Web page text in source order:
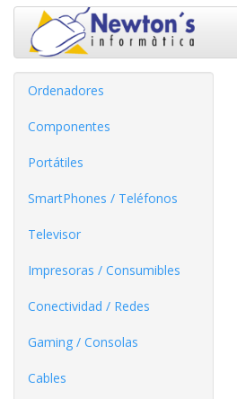
Ordenadores
Componentes
Portátiles
SmartPhones / Teléfonos
Televisor
Impresoras / Consumibles
Conectividad / Redes
Gaming / Consolas
Cables